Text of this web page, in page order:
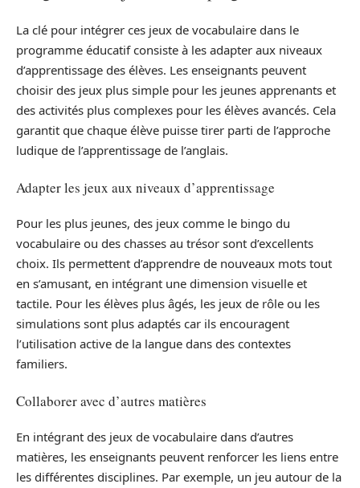
La clé pour intégrer ces jeux de vocabulaire dans le
programme éducatif consiste à les adapter aux niveaux
d’apprentissage des élèves. Les enseignants peuvent
choisir des jeux plus simple pour les jeunes apprenants et
des activités plus complexes pour les élèves avancés. Cela
garantit que chaque élève puisse tirer parti de l’approche
ludique de l’apprentissage de l’anglais.
Adapter les jeux aux niveaux d’apprentissage
Pour les plus jeunes, des jeux comme le bingo du
vocabulaire ou des chasses au trésor sont d’excellents
choix. Ils permettent d’apprendre de nouveaux mots tout
en s’amusant, en intégrant une dimension visuelle et
tactile. Pour les élèves plus âgés, les jeux de rôle ou les
simulations sont plus adaptés car ils encouragent
l’utilisation active de la langue dans des contextes
familiers.
Collaborer avec d’autres matières
En intégrant des jeux de vocabulaire dans d’autres
matières, les enseignants peuvent renforcer les liens entre
les différentes disciplines. Par exemple, un jeu autour de la